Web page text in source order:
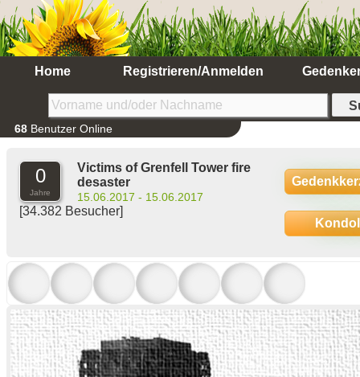
Home Registrieren/Anmelden
68 Benutzer Online
0
Jahre
Victims of Grenfell Tower fire
desaster
15.06.2017 - 15.06.2017
[34.382 Besucher]